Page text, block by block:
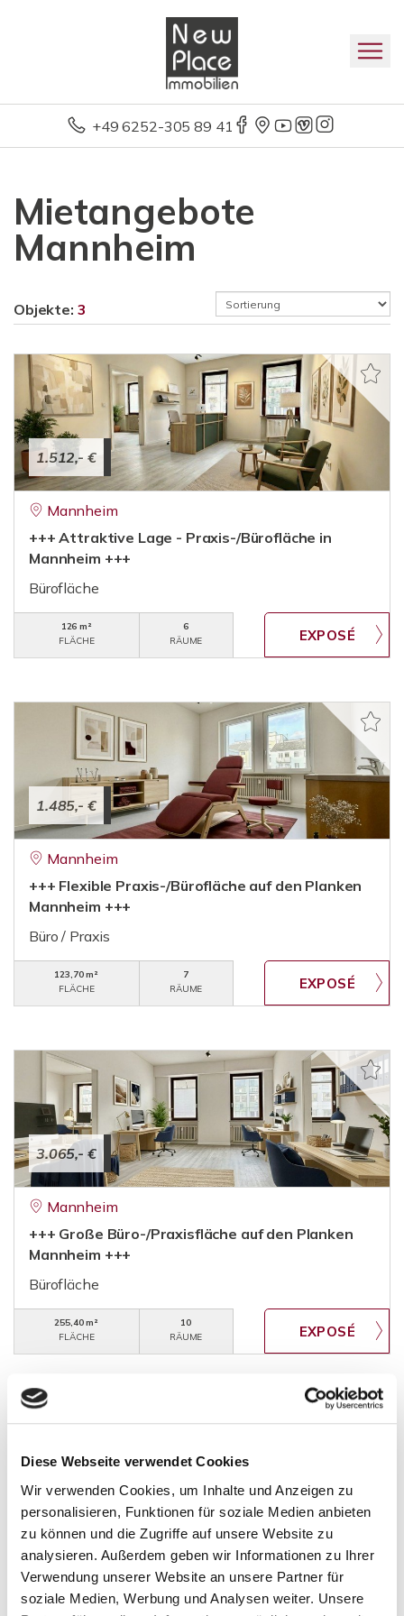
Diese Webseite verwendet Cookies
Wir verwenden Cookies, um Inhalte und Anzeigen zu
personalisieren, Funktionen für soziale Medien anbieten
zu können und die Zugriffe auf unsere Website zu
analysieren. Außerdem geben wir Informationen zu Ihrer
Verwendung unserer Website an unsere Partner für
soziale Medien, Werbung und Analysen weiter. Unsere
+49 6252-305 89 41
Mietangebote
Mannheim
Objekte: 3
1.512,- €
Mannheim
+++ Attraktive Lage - Praxis-/Bürofläche in
Mannheim +++
Bürofläche
126 m²
FLÄCHE
6
RÄUME
1.485,- €
Mannheim
+++ Flexible Praxis-/Bürofläche auf den Planken
Mannheim +++
Büro / Praxis
123,70 m²
FLÄCHE
7
RÄUME
3.065,- €
Mannheim
+++ Große Büro-/Praxisfläche auf den Planken
Mannheim +++
Bürofläche
255,40 m²
FLÄCHE
10
RÄUME
Groß-Gerau
Groß-Rohrheim
Heppenheim
Heppenheim (Bergstraße)
Heppenheim (Bergstraße) / Sonderbach
Heppenheim-Kirschhausen Käfertal Laudenbach